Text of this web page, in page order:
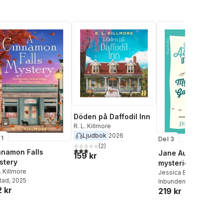
Falls
Killmore
, 2025
kr
Döden på Daffodil Inn
R. L. Killmore
Ljudbok 2026
3,0utav 5 stjärnor. Totalt antal röster:
(2)
159 kr
Del 3
Jane Austen
mysteriet på
Godmersham
Jessica Bull
Inbunden
219 kr